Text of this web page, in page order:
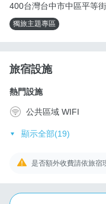
400台灣台中市中區平等
獨旅主題專區
旅宿設施
熱門設施
公共區域 WIFI
顯示全部(19)
是否額外收費請依旅宿